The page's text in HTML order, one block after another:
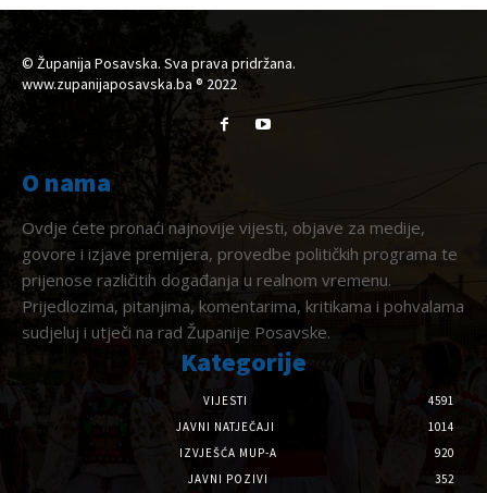
© Županija Posavska. Sva prava pridržana.
www.zupanijaposavska.ba ® 2022
O nama
Ovdje ćete pronaći najnovije vijesti, objave za medije,
govore i izjave premijera, provedbe političkih programa te
prijenose različitih događanja u realnom vremenu.
Prijedlozima, pitanjima, komentarima, kritikama i pohvalama
sudjeluj i utječi na rad Županije Posavske.
Kategorije
VIJESTI
4591
JAVNI NATJEČAJI
1014
IZVJEŠĆA MUP-A
920
JAVNI POZIVI
352